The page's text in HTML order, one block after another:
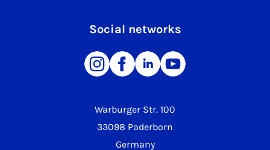
Warburger Str. 100
33098 Paderborn
Germany
Social networks